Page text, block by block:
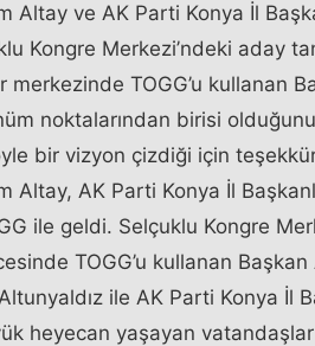
Altay ve AK Parti Konya İl
Kongre Merkezi’ndeki aday
merkezinde TOGG’u kullanan
noktalarından birisi
bir vizyon çizdiği için
Altay, AK Parti Konya İl
ile geldi. Selçuklu Kongre
TOGG’u kullanan
ile AK Parti Konya İl
heyecan yaşayan